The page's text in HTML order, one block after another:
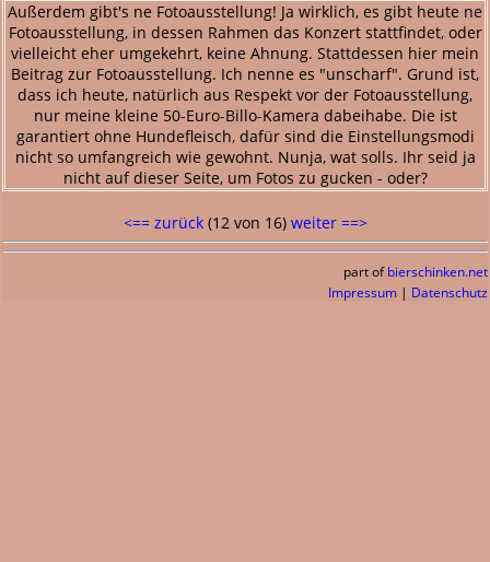
Außerdem gibt's ne Fotoausstellung! Ja wirklich, es gibt heute ne
Fotoausstellung, in dessen Rahmen das Konzert stattfindet, oder
vielleicht eher umgekehrt, keine Ahnung. Stattdessen hier mein
Beitrag zur Fotoausstellung. Ich nenne es "unscharf". Grund ist,
dass ich heute, natürlich aus Respekt vor der Fotoausstellung,
nur meine kleine 50-Euro-Billo-Kamera dabeihabe. Die ist
garantiert ohne Hundefleisch, dafür sind die Einstellungsmodi
nicht so umfangreich wie gewohnt. Nunja, wat solls. Ihr seid ja
nicht auf dieser Seite, um Fotos zu gucken - oder?
<== zurück(12 von 16) weiter ==>
part of bierschinken.net
Impressum | Datenschutz